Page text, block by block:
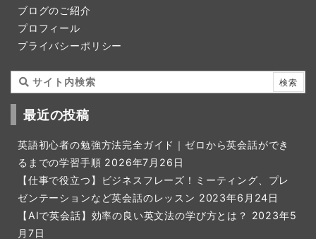
ブログのご紹介
プロフィール
プライバシーポリシー
最近の投稿
英語初心者の勉強方法完全ガイド｜ゼロから英会話ができ
るまでの学習手順 2026年7月26日
【仕事で役立つ】ビジネスフレーズ！ミーティング、プレ
ゼンテーションなど英会話のレッスン 2023年6月24日
【AIで英会話】効率の良い英文法の学び方とは？ 2023年5
月7日